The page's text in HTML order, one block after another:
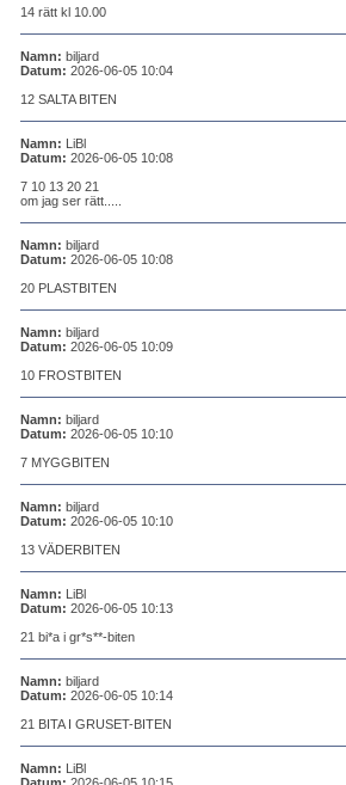
14 rätt kl 10.00
Namn: biljard
Datum: 2026-06-05 10:04
12 SALTA BITEN
Namn: LiBl
Datum: 2026-06-05 10:08
7 10 13 20 21
om jag ser rätt.....
Namn: biljard
Datum: 2026-06-05 10:08
20 PLASTBITEN
Namn: biljard
Datum: 2026-06-05 10:09
10 FROSTBITEN
Namn: biljard
Datum: 2026-06-05 10:10
7 MYGGBITEN
Namn: biljard
Datum: 2026-06-05 10:10
13 VÄDERBITEN
Namn: LiBl
Datum: 2026-06-05 10:13
21 bi*a i gr*s**-biten
Namn: biljard
Datum: 2026-06-05 10:14
21 BITA I GRUSET-BITEN
Namn: LiBl